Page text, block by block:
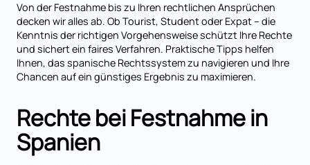
Von der Festnahme bis zu Ihren rechtlichen Ansprüchen
decken wir alles ab. Ob Tourist, Student oder Expat – die
Kenntnis der richtigen Vorgehensweise schützt Ihre Rechte
und sichert ein faires Verfahren. Praktische Tipps helfen
Ihnen, das spanische Rechtssystem zu navigieren und Ihre
Chancen auf ein günstiges Ergebnis zu maximieren.
Rechte bei Festnahme in
Spanien